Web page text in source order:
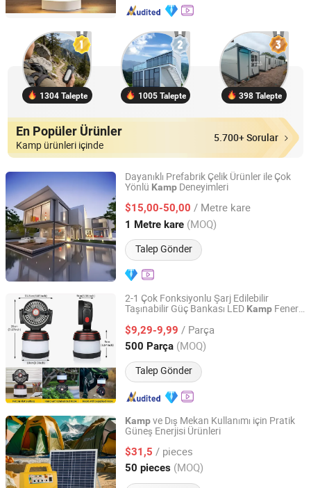
1304 Talepte 1005 Talepte 398 Talepte
En Popüler Ürünler
Kamp ürünleri içinde
5.700+ Sorular
Dayanıklı Prefabrik Çelik Ürünler ile Çok
Yönlü Kamp Deneyimleri
$15,00-50,00 / Metre kare
1 Metre kare (MOQ)
Talep Gönder
Jiangsu Minwell Steel Structure Co., Ltd
Jiangsu, China Fiyat 2026
2-1 Çok Fonksiyonlu Şarj Edilebilir
Taşınabilir Güç Bankası LED Kamp Feneri
Yürüyüş, Balıkçılık,Kamp
$9,29-9,99 / Parça
500 Parça (MOQ)
Talep Gönder
Ninghai Sohot Electrical Appliances Co., Ltd.
Zhejiang, China Fiyat 2026
Kampve Dış Mekan Kullanımı için Pratik
Güneş Enerjisi Ürünleri
$31,5 / pieces
50 pieces (MOQ)
Guangdong Solarthon Technology Co., Ltd.
Guangdong, China Fiyat 2023